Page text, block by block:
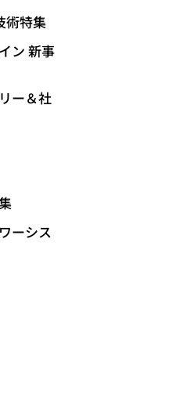
術特集
ン 新事
ー＆社
ーシス